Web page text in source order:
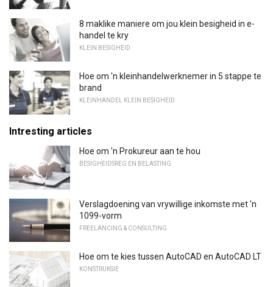
8 maklike maniere om jou klein besigheid in e-
handel te kry
KLEIN BESIGHEID
Hoe om 'n kleinhandelwerknemer in 5 stappe te
brand
KLEINHANDEL KLEIN BESIGHEID
Intresting articles
Hoe om 'n Prokureur aan te hou
BESIGHEIDSREG EN BELASTING
Verslagdoening van vrywillige inkomste met 'n
1099-vorm
FREELANCING & CONSULTING
Hoe om te kies tussen AutoCAD en AutoCAD LT
KONSTRUKSIE